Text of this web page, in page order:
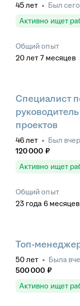
45 лет • Был
Активно ищет
Общий опыт
20 лет 7 месяцев
Специалист
проектов
46лет • Был
120 000 ₽
Активно ищет
Общий опыт
23 года 6 месяцев
Топ-
50 лет • Была
500 000 ₽
Активно ищет